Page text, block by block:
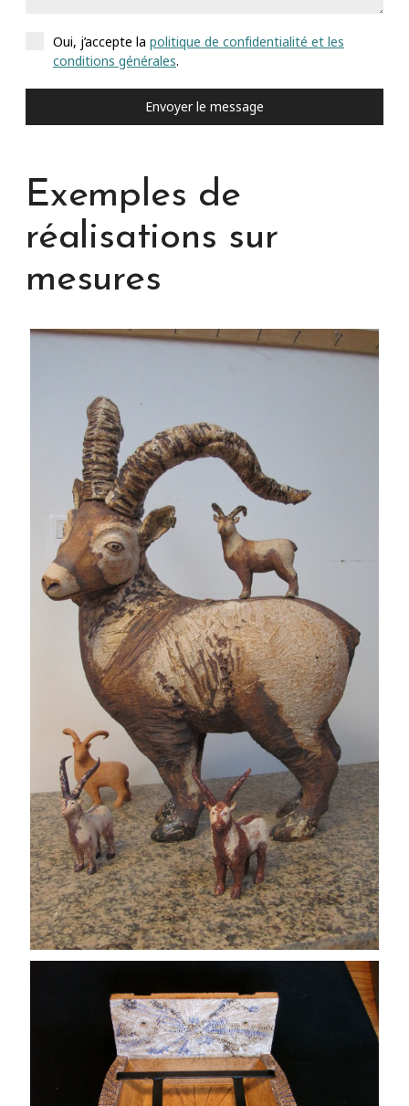
Oui, j’accepte la politique de confidentialité et les
conditions générales.
Envoyer le message
Exemples de
réalisations sur
mesures